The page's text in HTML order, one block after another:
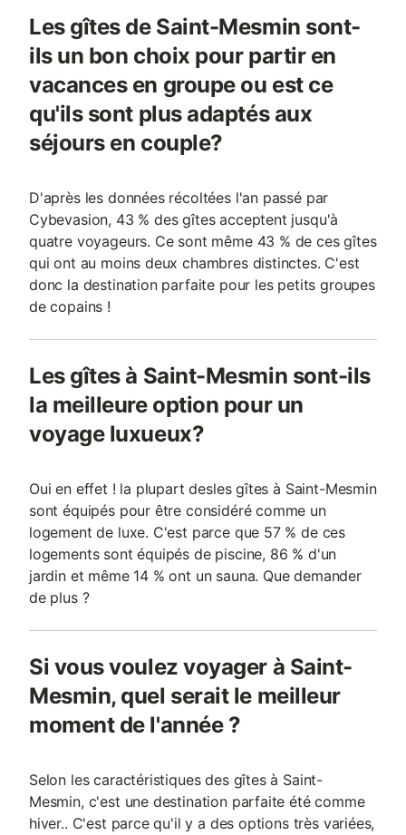
Les gîtes de Saint-Mesmin sont-
ils un bon choix pour partir en
vacances en groupe ou est ce
qu'ils sont plus adaptés aux
séjours en couple?
D'après les données récoltées l'an passé par
Cybevasion, 43 % des gîtes acceptent jusqu'à
quatre voyageurs. Ce sont même 43 % de ces gîtes
qui ont au moins deux chambres distinctes. C'est
donc la destination parfaite pour les petits groupes
de copains !
Les gîtes à Saint-Mesmin sont-ils
la meilleure option pour un
voyage luxueux?
Oui en effet ! la plupart desles gîtes à Saint-Mesmin
sont équipés pour être considéré comme un
logement de luxe. C'est parce que 57 % de ces
logements sont équipés de piscine, 86 % d'un
jardin et même 14 % ont un sauna. Que demander
de plus ?
Si vous voulez voyager à Saint-
Mesmin, quel serait le meilleur
moment de l'année ?
Selon les caractéristiques des gîtes à Saint-
Mesmin, c'est une destination parfaite été comme
hiver.. C'est parce qu'il y a des options très variées,